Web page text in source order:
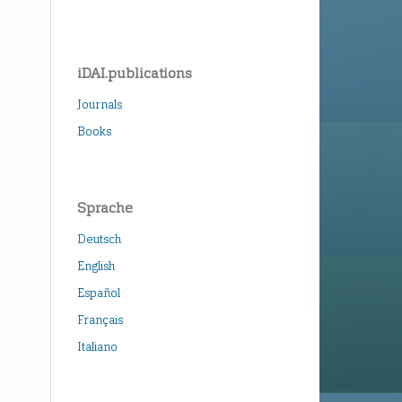
iDAI.publications
Journals
Books
Sprache
Deutsch
English
Español
Français
Italiano